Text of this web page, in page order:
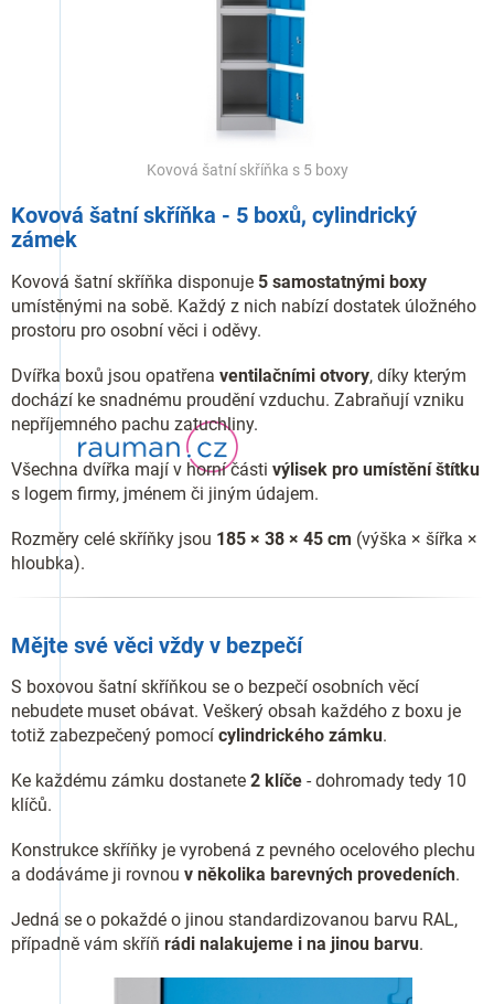
Kovová šatní skříňka s 5 boxy
Kovová šatní skříňka - 5 boxů, cylindrický
zámek
Kovová šatní skříňka disponuje 5 samostatnými boxy
umístěnými na sobě. Každý z nich nabízí dostatek úložného
prostoru pro osobní věci i oděvy.
Dvířka boxů jsou opatřena ventilačními otvory, díky kterým
dochází ke snadnému proudění vzduchu. Zabraňují vzniku
nepříjemného pachu zatuchliny.
Všechna dvířka mají v horní části výlisek pro umístění štítku
s logem firmy, jménem či jiným údajem.
Rozměry celé skříňky jsou 185 × 38 × 45 cm (výška × šířka ×
hloubka).
Mějte své věci vždy v bezpečí
S boxovou šatní skříňkou se o bezpečí osobních věcí
nebudete muset obávat. Veškerý obsah každého z boxu je
totiž zabezpečený pomocí cylindrického zámku.
Ke každému zámku dostanete 2 klíče - dohromady tedy 10
klíčů.
Konstrukce skříňky je vyrobená z pevného ocelového plechu
a dodáváme ji rovnou v několika barevných provedeních.
Jedná se o pokaždé o jinou standardizovanou barvu RAL,
případně vám skříň rádi nalakujeme i na jinou barvu.